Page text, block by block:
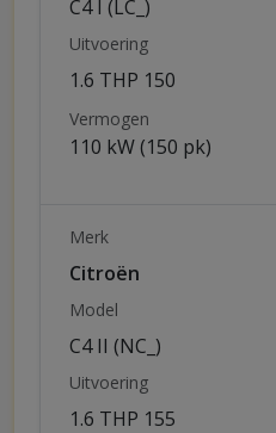
C4 I (LC_)
Uitvoering
1.6 THP 150
Vermogen
110 kW (150 pk)
Merk
Citroën
Model
C4 II (NC_)
Uitvoering
1.6 THP 155